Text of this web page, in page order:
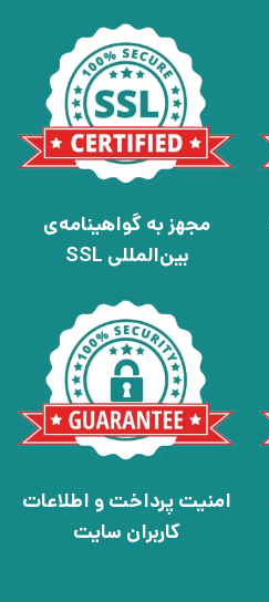
مجهز به گواهینامه‌ی
بین‌المللی SSL
امنیت پرداخت و اطلاعات
کاربران سایت